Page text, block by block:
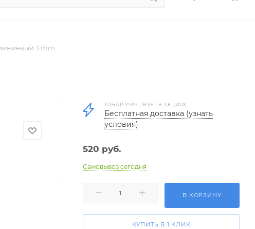
3 mm
ТОВАР УЧАСТВУЕТ В АКЦИЯХ
Бесплатная доставка (узнать
условия)
520 руб.
Самовывоз сегодня
В КОРЗИНУ
КУПИТЬ В 1 КЛИК